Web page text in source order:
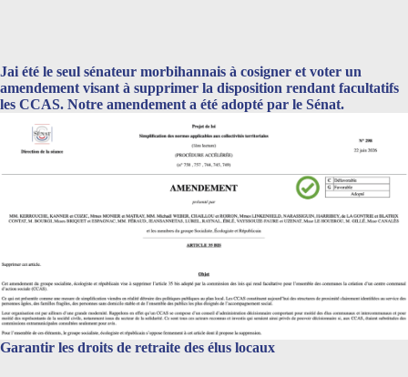
Jai été le seul sénateur morbihannais à cosigner et voter un
amendement visant à supprimer la disposition rendant facultatifs
les CCAS. Notre amendement a été adopté par le Sénat.
Garantir les droits de retraite des élus locaux